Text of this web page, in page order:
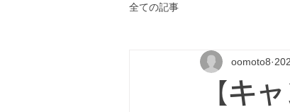
全ての記事
【キ
oomoto8